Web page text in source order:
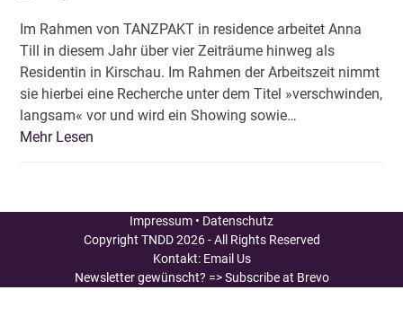
Im Rahmen von TANZPAKT in residence arbeitet Anna
Till in diesem Jahr über vier Zeiträume hinweg als
Residentin in Kirschau. Im Rahmen der Arbeitszeit nimmt
sie hierbei eine Recherche unter dem Titel »verschwinden,
langsam« vor und wird ein Showing sowie…
Mehr Lesen
Impressum • Datenschutz
Copyright TNDD2026 - All Rights Reserved
Kontakt: Email Us
Newsletter gewünscht? => Subscribe at Brevo